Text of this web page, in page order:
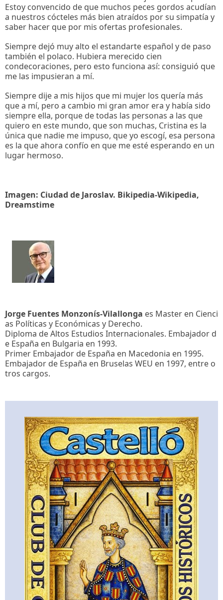
Estoy convencido de que muchos peces gordos acudían
a nuestros cócteles más bien atraídos por su simpatía y
saber hacer que por mis ofertas profesionales.
Siempre dejó muy alto el estandarte español y de paso
también el polaco. Hubiera merecido cien
condecoraciones, pero esto funciona así: consiguió que
me las impusieran a mí.
Siempre dije a mis hijos que mi mujer los quería más
que a mí, pero a cambio mi gran amor era y había sido
siempre ella, porque de todas las personas a las que
quiero en este mundo, que son muchas, Cristina es la
única que nadie me impuso, que yo escogí, esa persona
es la que ahora confío en que me esté esperando en un
lugar hermoso.
Imagen: Ciudad de Jaroslav. Bikipedia-Wikipedia,
Dreamstime
Jorge Fuentes Monzonís-Vilallonga es Master en Cienci
as Políticas y Económicas y Derecho.
Diploma de Altos Estudios Internacionales. Embajador d
e España en Bulgaria en 1993.
Primer Embajador de España en Macedonia en 1995.
Embajador de España en Bruselas WEU en 1997, entre o
tros cargos.